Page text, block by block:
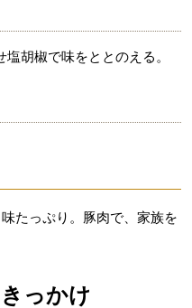
胡椒で味をととのえる。
たっぷり。豚肉で、家族を
っかけ